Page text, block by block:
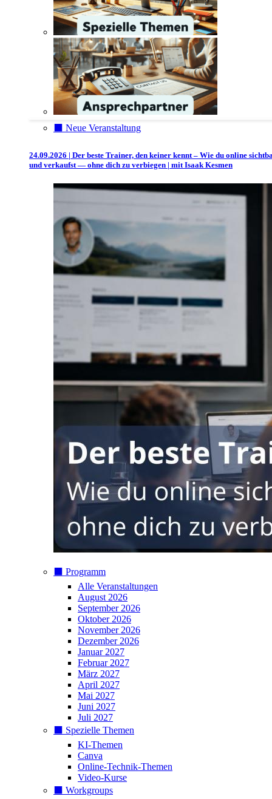
⬛️ Neue Veranstaltung
24.09.2026 | Der beste Trainer, den keiner kennt – Wie du online
und verkaufst — ohne dich zu verbiegen | mit Isaak Kesmen
⬛️ Programm
Alle Veranstaltungen
August 2026
September 2026
Oktober 2026
November 2026
Dezember 2026
Januar 2027
Februar 2027
März 2027
April 2027
Mai 2027
Juni 2027
Juli 2027
⬛️ Spezielle Themen
KI-Themen
Canva
Online-Technik-Themen
Video-Kurse
⬛️ Workgroups